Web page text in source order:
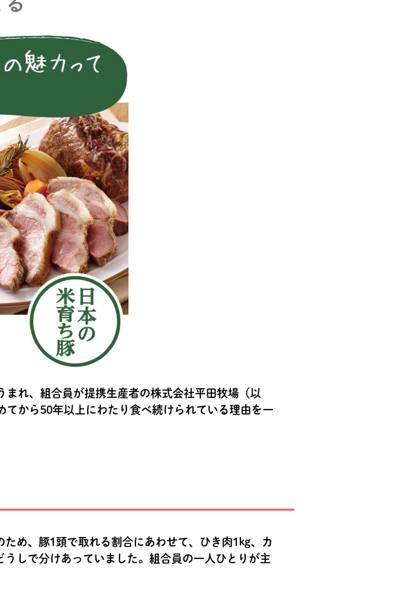
れ、組合員が提携生産者の株式会社平田牧場（以
から50年以上にわたり食べ続けられている理由を一
め、豚1頭で取れる割合にあわせて、ひき肉1kg、カ
しで分けあっていました。組合員の一人ひとりが主